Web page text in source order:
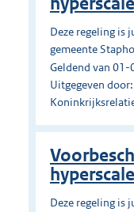
Deze regeling is
gemeente
Geldend van
Uitgegeven
Deze regeling is